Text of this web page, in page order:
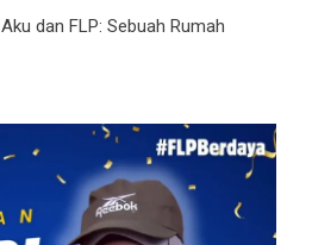
Aku dan FLP: Sebuah Rumah